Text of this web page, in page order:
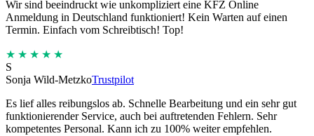
Wir sind beeindruckt wie unkompliziert eine KFZ Online
Anmeldung in Deutschland funktioniert! Kein Warten auf einen
Termin. Einfach vom Schreibtisch! Top!
★★★★★
S
Sonja Wild-MetzkoTrustpilot
Es lief alles reibungslos ab. Schnelle Bearbeitung und ein sehr gut
funktionierender Service, auch bei auftretenden Fehlern. Sehr
kompetentes Personal. Kann ich zu 100% weiter empfehlen.